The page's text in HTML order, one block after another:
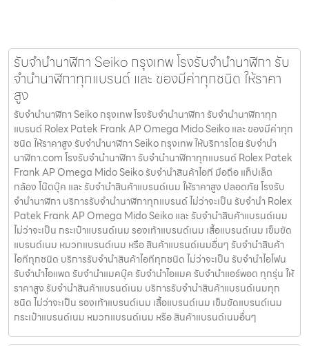
รับจํานํานาฬิกา Seiko กรุงเทพ โรงรับจำนำนาฬิกา รับ
จำนำนาฬิกาทุกแบรนด์ และ ของมีค่าทุกชนิด ให้ราคา
สูง
รับจํานํานาฬิกา Seiko กรุงเทพ โรงรับจำนำนาฬิกา รับจำนำนาฬิกาทุก
แบรนด์ Rolex Patek Frank AP Omega Mido Seiko และ ของมีค่าทุก
ชนิด ให้ราคาสูง รับจํานํานาฬิกา Seiko กรุงเทพ ให้บริการโดย รับจํานํา
นาฬิกา.com โรงรับจำนำนาฬิกา รับจำนำนาฬิกาทุกแบรนด์ Rolex Patek
Frank AP Omega Mido Seiko รับจำนำสินค้าไอที มือถือ แท็ปเล็ต
กล้อง โน๊ตบุ๊ค และ รับจำนำสินค้าแบรนด์เนม ให้ราคาสูง ปลอดภัย โรงรับ
จำนำนาฬิกา บริการรับจำนำนาฬิกาทุกแบรนด์ ไม่ว่าจะเป็น รับจำนำ Rolex
Patek Frank AP Omega Mido Seiko และ รับจำนำสินค้าแบรนด์เนม
ไม่ว่าจะเป็น กระเป๋าแบรนด์เนม รองเท้าแบรนด์เนม เสื้อแบรนด์เนม เข็มขัด
แบรนด์เนม หมวกแบรนด์เนม หรือ สินค้าแบรนด์เนมอื่นๆ รับจำนำสินค้า
ไอทีทุกชนิด บริการรับจำนำสินค้าไอทีทุกชนิด ไม่ว่าจะเป็น รับจำนำไอโฟน
รับจำนำไอแพด รับจำนำแมคบุ๊ค รับจำนำไอแมค รับจำนำแอร์พอต ทุกรุ่น ให้
ราคาสูง รับจำนำสินค้าแบรนด์เนม บริการรับจำนำสินค้าแบรนด์เนมทุก
ชนิด ไม่ว่าจะเป็น รองเท้าแบรนด์เนม เสื้อแบรนด์เนม เข็มขัดแบรนด์เนม
กระเป๋าแบรนด์เนม หมวกแบรนด์เนม หรือ สินค้าแบรนด์เนมอื่นๆ